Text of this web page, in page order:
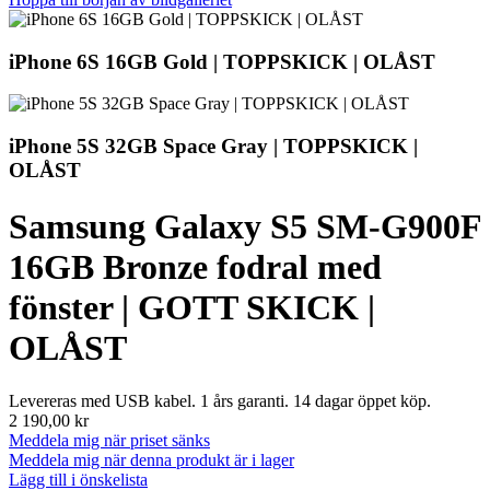
iPhone 6S 16GB Gold | TOPPSKICK | OLÅST
iPhone 5S 32GB Space Gray | TOPPSKICK |
OLÅST
Samsung Galaxy S5 SM-G900F
16GB Bronze fodral med
fönster | GOTT SKICK |
OLÅST
Levereras med USB kabel. 1 års garanti. 14 dagar öppet köp.
2 190,00 kr
Meddela mig när priset sänks
Meddela mig när denna produkt är i lager
Lägg till i önskelista